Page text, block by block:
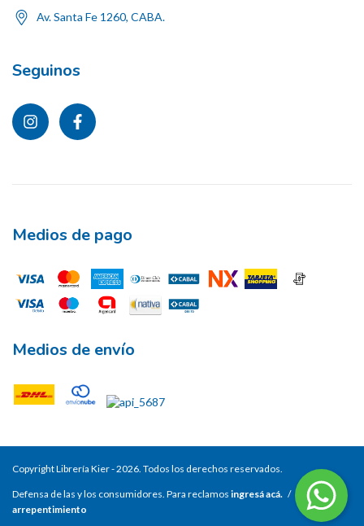
Av. Santa Fe 1260, CABA.
Seguinos
Medios de pago
Medios de envío
Copyright Librería Kier - 2026. Todos los derechos reservados.
Defensa de las y los consumidores. Para reclamos ingresá acá. /
Botón de
arrepentimiento